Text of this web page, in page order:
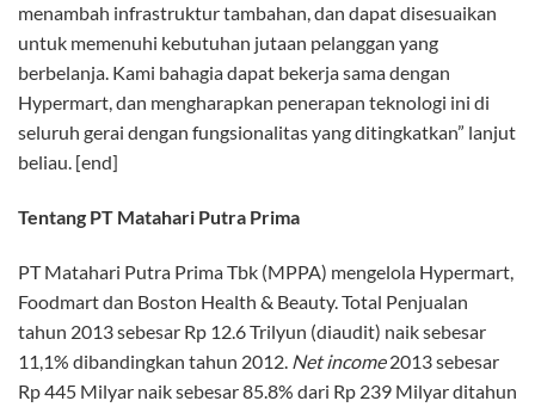
menambah infrastruktur tambahan, dan dapat disesuaikan
untuk memenuhi kebutuhan jutaan pelanggan yang
berbelanja. Kami bahagia dapat bekerja sama dengan
Hypermart, dan mengharapkan penerapan teknologi ini di
seluruh gerai dengan fungsionalitas yang ditingkatkan” lanjut
beliau. [end]
Tentang PT Matahari Putra Prima
PT Matahari Putra Prima Tbk (MPPA) mengelola Hypermart,
Foodmart dan Boston Health & Beauty. Total Penjualan
tahun 2013 sebesar Rp 12.6 Trilyun (diaudit) naik sebesar
11,1% dibandingkan tahun 2012. Net income2013 sebesar
Rp 445 Milyar naik sebesar 85.8% dari Rp 239 Milyar ditahun